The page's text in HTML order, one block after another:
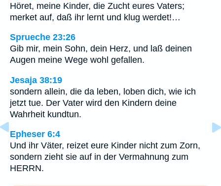
Höret, meine Kinder, die Zucht eures Vaters;
merket auf, daß ihr lernt und klug werdet!…
Sprueche 23:26
Gib mir, mein Sohn, dein Herz, und laß deinen
Augen meine Wege wohl gefallen.
Jesaja 38:19
sondern allein, die da leben, loben dich, wie ich
jetzt tue. Der Vater wird den Kindern deine
Wahrheit kundtun.
Epheser 6:4
Und ihr Väter, reizet eure Kinder nicht zum Zorn,
sondern zieht sie auf in der Vermahnung zum
HERRN.